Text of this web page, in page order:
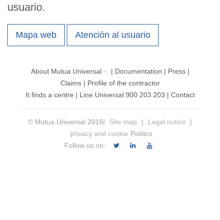
usuario.
Mapa web Atención al usuario
About Mutua Universal | Documentation | Press|
Claims| Profile of the contractor
It finds a centre | Line Universal 900 203 203 | Contact
© Mutua Universal 2016| Site map | Legal notice
|
privacy and cookie Politics
Follow us on: